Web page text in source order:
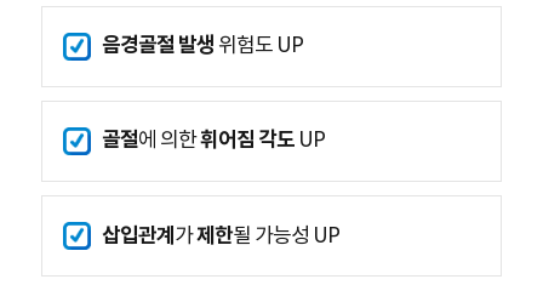
음경골절 발생 위험도 UP
골절에 의한휘어짐 각도UP
삽입관계 가제한될 가능성 UP